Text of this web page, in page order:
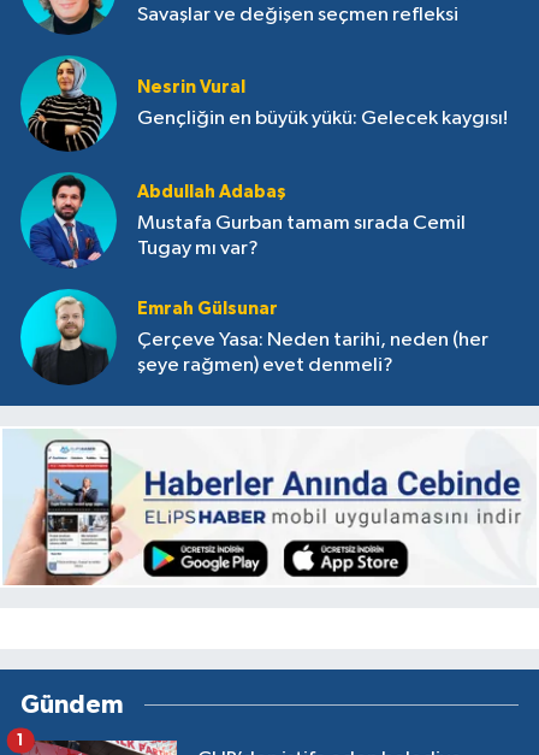
Savaşlar ve değişen seçmen refleksi
Nesrin Vural
Gençliğin en büyük yükü: Gelecek kaygısı!
Abdullah Adabaş
Mustafa Gurban tamam sırada Cemil
Tugay mı var?
Emrah Gülsunar
Çerçeve Yasa: Neden tarihi, neden (her
şeye rağmen) evet denmeli?
Gündem
1